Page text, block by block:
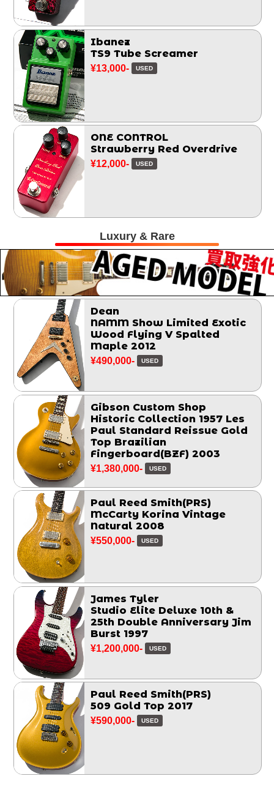
Ibanez
TS9 Tube Screamer
¥13,000- USED
ONE CONTROL
Strawberry Red Overdrive
¥12,000- USED
Luxury & Rare
Dean
NAMM Show Limited Exotic
Wood Flying V Spalted
Maple 2012
¥490,000- USED
Gibson Custom Shop
Historic Collection 1957 Les
Paul Standard Reissue Gold
Top Brazilian
Fingerboard(BZF) 2003
¥1,380,000- USED
Paul Reed Smith(PRS)
McCarty Korina Vintage
Natural 2008
¥550,000- USED
James Tyler
Studio Elite Deluxe 10th &
25th Double Anniversary Jim
Burst 1997
¥1,200,000- USED
Paul Reed Smith(PRS)
509 Gold Top 2017
¥590,000- USED